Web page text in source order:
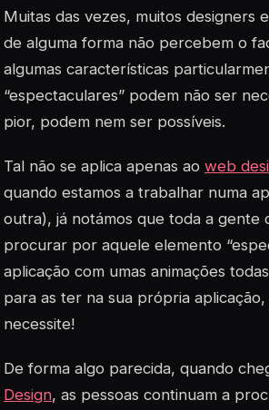
Muitas das vezes, muitos designers
de alguma forma não percebem o
algumas características
“espectaculares” podem não ser
pior, podem nem ser possíveis.
Tal não se aplica apenas ao web
quando estamos a trabalhar numa
outra), já notámos que toda a gente
procurar por aquele elemento
aplicação com umas animações
para as ter na sua própria
necessite!
De forma algo parecida, quando
Design, as pessoas continuam a